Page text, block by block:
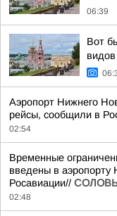
06:39
Вот
Аэропорт Нижнего
рейсы, сообщили в
02:54
Временные
введены в аэропорту
Росавиации//
02:48